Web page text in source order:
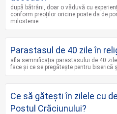
după bătrâni, doar o văduvă cu
conform preoților oricine poate da de
milostenie
Parastasul de 40 zile în
afla semnificația parastasului de 40
face și ce se pregătește pentru biserică
Ce să gătești în zilele cu
Postul Crăciunului?